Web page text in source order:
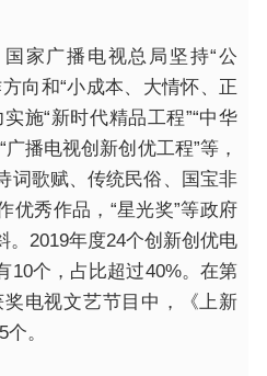
家广播电视总局坚持“公
向和“小成本、大情怀、正
施“新时代精品工程”“中华
播电视创新创优工程”等，
词歌赋、传统民俗、国宝非
优秀作品，“星光奖”等政府
。2019年度24个创新创优电
10个，占比超过40%。在第
奖电视文艺节目中，《上新
。